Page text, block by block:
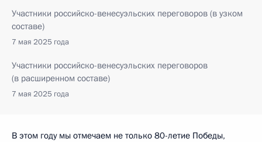
Участники российско-венесуэльских переговоров (в узком
составе)
7 мая 2025 года
Участники российско-венесуэльских переговоров
(в расширенном составе)
7 мая 2025 года
В этом году мы отмечаем не только 80-летие Победы,